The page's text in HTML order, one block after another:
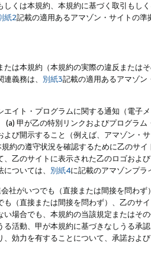
しくは本規約、本規約に基づく取引もし
紙2記載の適用あるアマゾン・サイトの
たは本規約（本規約の実際の違反または
義務は、 別紙3記載の適用あるアマゾン
エイト・プログラムに関する通知（電子
(a) 甲が乙の特別リンクおよびプログラ
よび開示すること（例えば、アマゾン・
約の遵守状況を確認するために乙のサ
、乙のサイトに表示された乙のロゴおよ
ついては、 別紙4に記載のアマゾンプ
社がいつでも（直接または間接を問わ
も（直接または間接を問わず）、乙のサ
い場合でも、本規約の当該規定またはそ
る活動、甲が本規約に基づきなしうる承
、効力を有することについて、承諾およ